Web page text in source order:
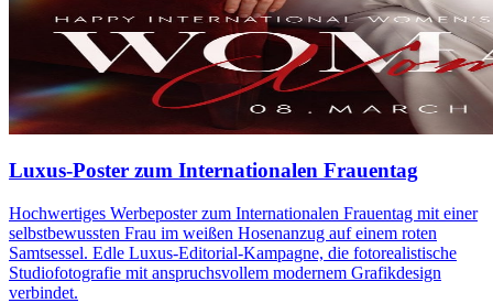
Luxus-Poster zum Internationalen Frauentag
Hochwertiges Werbeposter zum Internationalen Frauentag mit einer
selbstbewussten Frau im weißen Hosenanzug auf einem roten
Samtsessel. Edle Luxus-Editorial-Kampagne, die fotorealistische
Studiofotografie mit anspruchsvollem modernem Grafikdesign
verbindet.